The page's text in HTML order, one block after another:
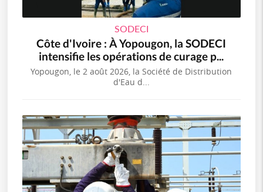
SODECI
Côte d'Ivoire : À Yopougon, la SODECI
intensifie les opérations de curage p...
Yopougon, le 2 août 2026, la Société de Distribution
d'Eau d...